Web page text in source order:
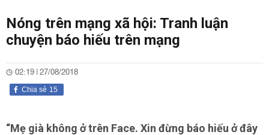
Nóng trên mạng xã hội: Tranh luận
chuyện báo hiếu trên mạng
02:19 | 27/08/2018
15
Chia sẻ
“Mẹ già không ở trên Face. Xin đừng báo hiếu ở đây